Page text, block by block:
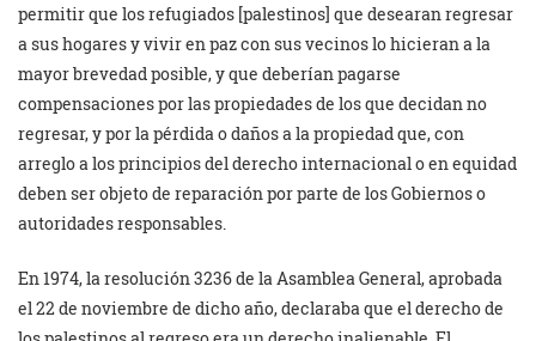
permitir que los refugiados [palestinos] que desearan regresar
a sus hogares y vivir en paz con sus vecinos lo hicieran a la
mayor brevedad posible, y que deberían pagarse
compensaciones por las propiedades de los que decidan no
regresar, y por la pérdida o daños a la propiedad que, con
arreglo a los principios del derecho internacional o en equidad
deben ser objeto de reparación por parte de los Gobiernos o
autoridades responsables.
En 1974, la resolución 3236 de la Asamblea General, aprobada
el 22 de noviembre de dicho año, declaraba que el derecho de